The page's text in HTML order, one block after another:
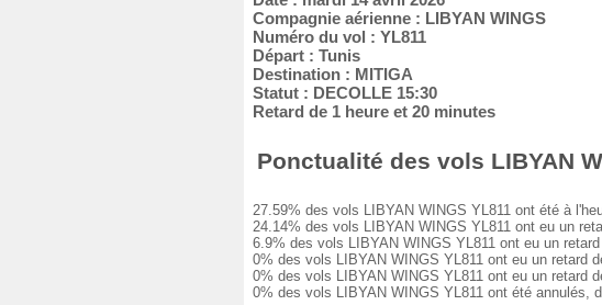
Compagnie aérienne : LIBYAN WINGS
Numéro du vol : YL811
Départ : Tunis
Destination : MITIGA
Statut : DECOLLE 15:30
Retard de 1 heure et 20 minutes
Ponctualité des vols LIBYAN
27.59% des vols LIBYAN WINGS YL811 ont été à
24.14% des vols LIBYAN WINGS YL811 ont eu un
6.9% des vols LIBYAN WINGS YL811 ont eu un
0% des vols LIBYAN WINGS YL811 ont eu un retard
0% des vols LIBYAN WINGS YL811 ont eu un retard
0% des vols LIBYAN WINGS YL811 ont été annulés,